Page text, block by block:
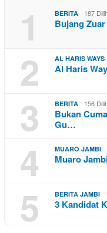
1 BERITA 187
Bujang
2 AL HARIS WAYS
Al Haris
3 BERITA 156
Bukan
Gu…
4 MUARO JAMBI
Muaro
5 BERITA JAMBI
3 Kandidat